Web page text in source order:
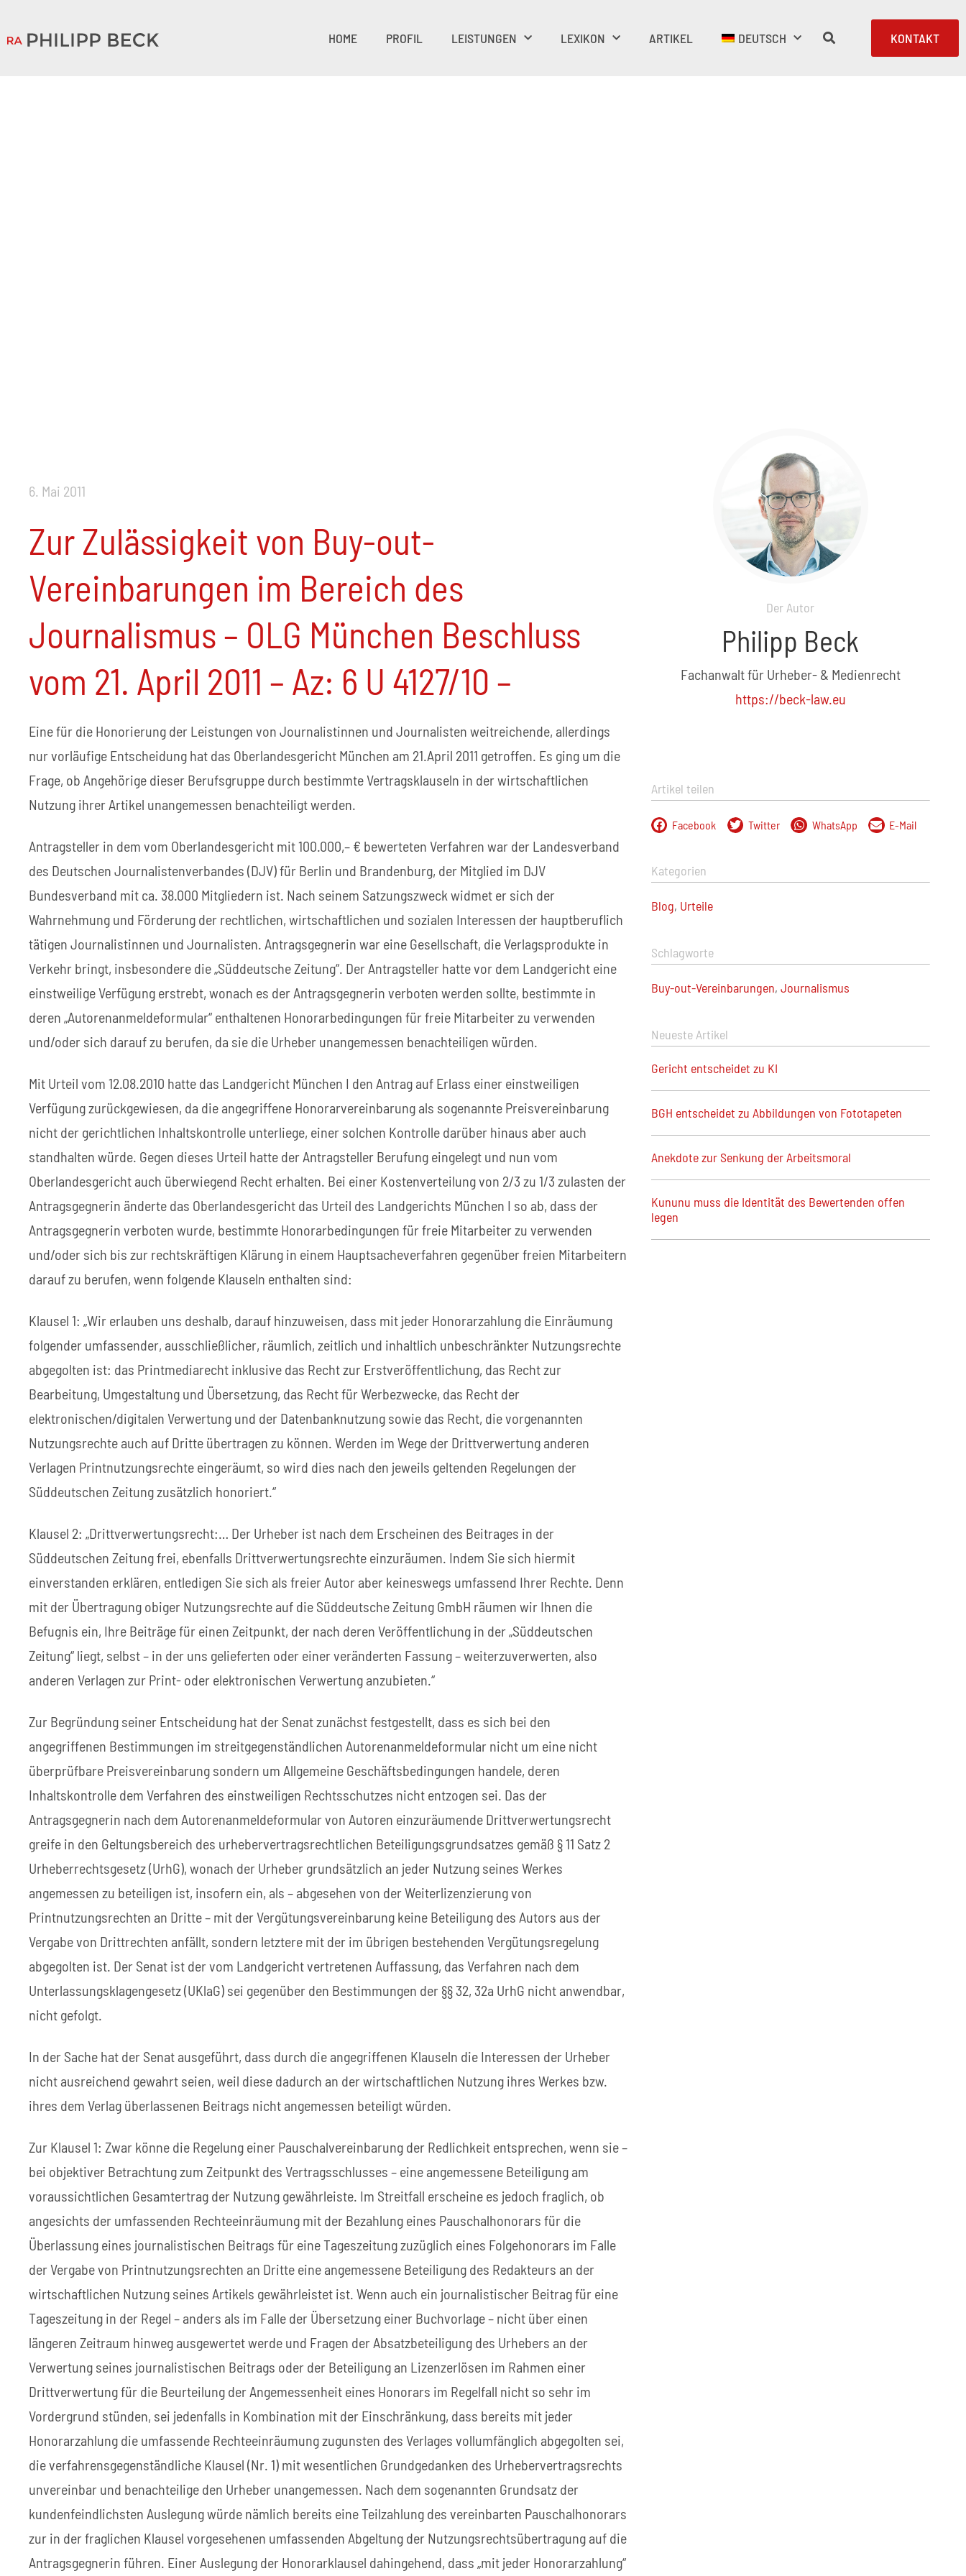
HOME PROFIL LEISTUNGEN LEXIKON ARTIKEL DEUTSCH KONTAKT
6. Mai 2011
Zur Zulässigkeit von Buy-out-
Vereinbarungen im Bereich des
Journalismus – OLG München Beschluss
vom 21. April 2011 – Az: 6 U 4127/10 –
Eine für die Honorierung der Leistungen von Journalistinnen und Journalisten weitreichende, allerdings
nur vorläufige Entscheidung hat das Oberlandesgericht München am 21.April 2011 getroffen. Es ging um die
Frage, ob Angehörige dieser Berufsgruppe durch bestimmte Vertragsklauseln in der wirtschaftlichen
Nutzung ihrer Artikel unangemessen benachteiligt werden.
Antragsteller in dem vom Oberlandesgericht mit 100.000,– € bewerteten Verfahren war der Landesverband
des Deutschen Journalistenverbandes (DJV) für Berlin und Brandenburg, der Mitglied im DJV
Bundesverband mit ca. 38.000 Mitgliedern ist. Nach seinem Satzungszweck widmet er sich der
Wahrnehmung und Förderung der rechtlichen, wirtschaftlichen und sozialen Interessen der hauptberuflich
tätigen Journalistinnen und Journalisten. Antragsgegnerin war eine Gesellschaft, die Verlagsprodukte in
Verkehr bringt, insbesondere die „Süddeutsche Zeitung“. Der Antragsteller hatte vor dem Landgericht eine
einstweilige Verfügung erstrebt, wonach es der Antragsgegnerin verboten werden sollte, bestimmte in
deren „Autorenanmeldeformular“ enthaltenen Honorarbedingungen für freie Mitarbeiter zu verwenden
und/oder sich darauf zu berufen, da sie die Urheber unangemessen benachteiligen würden.
Mit Urteil vom 12.08.2010 hatte das Landgericht München I den Antrag auf Erlass einer einstweiligen
Verfügung zurückgewiesen, da die angegriffene Honorarvereinbarung als sogenannte Preisvereinbarung
nicht der gerichtlichen Inhaltskontrolle unterliege, einer solchen Kontrolle darüber hinaus aber auch
standhalten würde. Gegen dieses Urteil hatte der Antragsteller Berufung eingelegt und nun vom
Oberlandesgericht auch überwiegend Recht erhalten. Bei einer Kostenverteilung von 2/3 zu 1/3 zulasten der
Antragsgegnerin änderte das Oberlandesgericht das Urteil des Landgerichts München I so ab, dass der
Antragsgegnerin verboten wurde, bestimmte Honorarbedingungen für freie Mitarbeiter zu verwenden
und/oder sich bis zur rechtskräftigen Klärung in einem Hauptsacheverfahren gegenüber freien Mitarbeitern
darauf zu berufen, wenn folgende Klauseln enthalten sind:
Klausel 1: „Wir erlauben uns deshalb, darauf hinzuweisen, dass mit jeder Honorarzahlung die Einräumung
folgender umfassender, ausschließlicher, räumlich, zeitlich und inhaltlich unbeschränkter Nutzungsrechte
abgegolten ist: das Printmediarecht inklusive das Recht zur Erstveröffentlichung, das Recht zur
Bearbeitung, Umgestaltung und Übersetzung, das Recht für Werbezwecke, das Recht der
elektronischen/digitalen Verwertung und der Datenbanknutzung sowie das Recht, die vorgenannten
Nutzungsrechte auch auf Dritte übertragen zu können. Werden im Wege der Drittverwertung anderen
Verlagen Printnutzungsrechte eingeräumt, so wird dies nach den jeweils geltenden Regelungen der
Süddeutschen Zeitung zusätzlich honoriert.“
Klausel 2: „Drittverwertungsrecht:… Der Urheber ist nach dem Erscheinen des Beitrages in der
Süddeutschen Zeitung frei, ebenfalls Drittverwertungsrechte einzuräumen. Indem Sie sich hiermit
einverstanden erklären, entledigen Sie sich als freier Autor aber keineswegs umfassend Ihrer Rechte. Denn
mit der Übertragung obiger Nutzungsrechte auf die Süddeutsche Zeitung GmbH räumen wir Ihnen die
Befugnis ein, Ihre Beiträge für einen Zeitpunkt, der nach deren Veröffentlichung in der „Süddeutschen
Zeitung“ liegt, selbst – in der uns gelieferten oder einer veränderten Fassung – weiterzuverwerten, also
anderen Verlagen zur Print- oder elektronischen Verwertung anzubieten.“
Zur Begründung seiner Entscheidung hat der Senat zunächst festgestellt, dass es sich bei den
angegriffenen Bestimmungen im streitgegenständlichen Autorenanmeldeformular nicht um eine nicht
überprüfbare Preisvereinbarung sondern um Allgemeine Geschäftsbedingungen handele, deren
Inhaltskontrolle dem Verfahren des einstweiligen Rechtsschutzes nicht entzogen sei. Das der
Antragsgegnerin nach dem Autorenanmeldeformular von Autoren einzuräumende Drittverwertungsrecht
greife in den Geltungsbereich des urhebervertragsrechtlichen Beteiligungsgrundsatzes gemäß § 11 Satz 2
Urheberrechtsgesetz (UrhG), wonach der Urheber grundsätzlich an jeder Nutzung seines Werkes
angemessen zu beteiligen ist, insofern ein, als – abgesehen von der Weiterlizenzierung von
Printnutzungsrechten an Dritte – mit der Vergütungsvereinbarung keine Beteiligung des Autors aus der
Vergabe von Drittrechten anfällt, sondern letztere mit der im übrigen bestehenden Vergütungsregelung
abgegolten ist. Der Senat ist der vom Landgericht vertretenen Auffassung, das Verfahren nach dem
Unterlassungsklagengesetz (UKlaG) sei gegenüber den Bestimmungen der §§ 32, 32a UrhG nicht anwendbar,
nicht gefolgt.
In der Sache hat der Senat ausgeführt, dass durch die angegriffenen Klauseln die Interessen der Urheber
nicht ausreichend gewahrt seien, weil diese dadurch an der wirtschaftlichen Nutzung ihres Werkes bzw.
ihres dem Verlag überlassenen Beitrags nicht angemessen beteiligt würden.
Zur Klausel 1: Zwar könne die Regelung einer Pauschalvereinbarung der Redlichkeit entsprechen, wenn sie –
bei objektiver Betrachtung zum Zeitpunkt des Vertragsschlusses – eine angemessene Beteiligung am
voraussichtlichen Gesamtertrag der Nutzung gewährleiste. Im Streitfall erscheine es jedoch fraglich, ob
angesichts der umfassenden Rechteeinräumung mit der Bezahlung eines Pauschalhonorars für die
Überlassung eines journalistischen Beitrags für eine Tageszeitung zuzüglich eines Folgehonorars im Falle
der Vergabe von Printnutzungsrechten an Dritte eine angemessene Beteiligung des Redakteurs an der
wirtschaftlichen Nutzung seines Artikels gewährleistet ist. Wenn auch ein journalistischer Beitrag für eine
Tageszeitung in der Regel – anders als im Falle der Übersetzung einer Buchvorlage – nicht über einen
längeren Zeitraum hinweg ausgewertet werde und Fragen der Absatzbeteiligung des Urhebers an der
Verwertung seines journalistischen Beitrags oder der Beteiligung an Lizenzerlösen im Rahmen einer
Drittverwertung für die Beurteilung der Angemessenheit eines Honorars im Regelfall nicht so sehr im
Vordergrund stünden, sei jedenfalls in Kombination mit der Einschränkung, dass bereits mit jeder
Honorarzahlung die umfassende Rechteeinräumung zugunsten des Verlages vollumfänglich abgegolten sei,
die verfahrensgegenständliche Klausel (Nr. 1) mit wesentlichen Grundgedanken des Urhebervertragsrechts
unvereinbar und benachteilige den Urheber unangemessen. Nach dem sogenannten Grundsatz der
kundenfeindlichsten Auslegung würde nämlich bereits eine Teilzahlung des vereinbarten Pauschalhonorars
zur in der fraglichen Klausel vorgesehenen umfassenden Abgeltung der Nutzungsrechtsübertragung auf die
Antragsgegnerin führen. Einer Auslegung der Honorarklausel dahingehend, dass „mit jeder Honorarzahlung“
Der Autor
Philipp Beck
Fachanwalt für Urheber- & Medienrecht
https://beck-law.eu
Artikel teilen
Facebook Twitter WhatsApp E-Mail
Kategorien
Blog, Urteile
Schlagworte
Buy-out-Vereinbarungen, Journalismus
Neueste Artikel
Gericht entscheidet zu KI
BGH entscheidet zu Abbildungen von Fototapeten
Anekdote zur Senkung der Arbeitsmoral
Kununu muss die Identität des Bewertenden offen
legen